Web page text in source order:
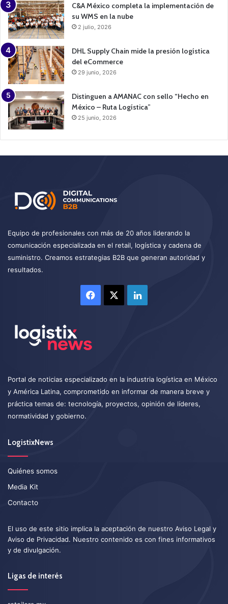
C&A México completa la implementación de
su WMS en la nube
2 julio, 2026
DHL Supply Chain mide la presión logística
del eCommerce
29 junio, 2026
Distinguen a AMANAC con sello “Hecho en
México – Ruta Logística”
25 junio, 2026
Equipo de profesionales con más de 20 años liderando la
comunicación especializada en el retail, logística y cadena de
suministro. Creamos estrategias B2B que generan autoridad y
resultados.
Facebook LinkedIn
Portal de noticias especializado en la industria logística en México
y América Latina, comprometido en informar de manera breve y
práctica temas de: tecnología, proyectos, opinión de líderes,
normatividad y gobierno.
LogistixNews
Quiénes somos
Media Kit
Contacto
El uso de este sitio implica la aceptación de nuestro Aviso Legal y
Aviso de Privacidad. Nuestro contenido es con fines informativos
y de divulgación.
Ligas de interés